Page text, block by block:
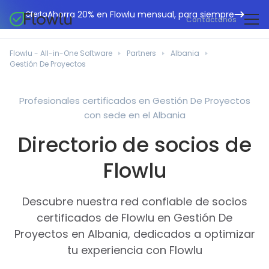
OfertaAhorra 20% en Flowlu mensual, para siempre
Contáctanos
Gestión de proyectos
Facturación en línea
Herramientas de colaboración
Gestión financiera
Proyectos ágiles
Base de conocimientos
Agencias de marketing
Departamentos de TI
Profesionales legales
Instituciones educativas
Empresas manufactureras
Pequeños negocios
Organizadores de eventos
Centro de ayuda
Estudios de caso
Casos prácticos
Herramientas gratuitas
Português
Flowlu - All-in-One Software Partners
Albania
Gestión De Proyectos
Profesionales certificados en Gestión De Proyectos
con sede en el Albania
Directorio de socios de
Flowlu
Descubre nuestra red confiable de socios
certificados de Flowlu en Gestión De
Proyectos en Albania, dedicados a optimizar
tu experiencia con Flowlu